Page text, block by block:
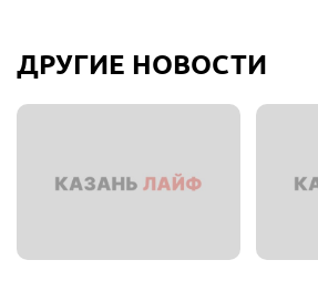
ДРУГИЕ НОВОСТИ